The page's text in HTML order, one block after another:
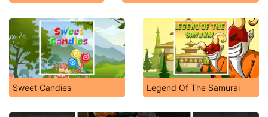
Sweet Candies Legend Of The Samurai